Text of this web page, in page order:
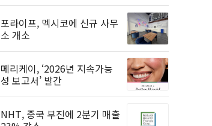
포라이프, 멕시코에 신규 사무
소 개소
메리케이, ‘2026년 지속가능
성 보고서’ 발간
NHT, 중국 부진에 2분기 매출